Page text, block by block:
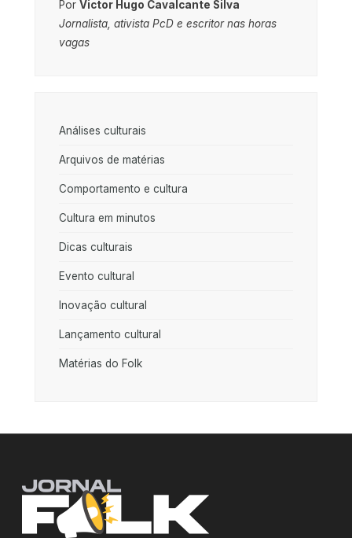
Por Victor Hugo Cavalcante Silva
Jornalista, ativista PcD e escritor nas horas
vagas
Análises culturais
Arquivos de matérias
Comportamento e cultura
Cultura em minutos
Dicas culturais
Evento cultural
Inovação cultural
Lançamento cultural
Matérias do Folk